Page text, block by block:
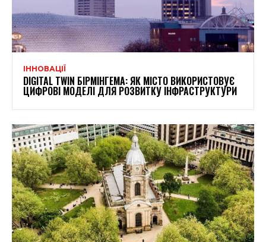
ІННОВАЦІЇ
DIGITAL TWIN БІРМІНГЕМА: ЯК МІСТО ВИКОРИСТОВУЄ
ЦИФРОВІ МОДЕЛІ ДЛЯ РОЗВИТКУ ІНФРАСТРУКТУРИ